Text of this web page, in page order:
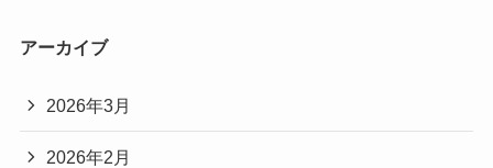
アーカイブ
2026年3月
2026年2月